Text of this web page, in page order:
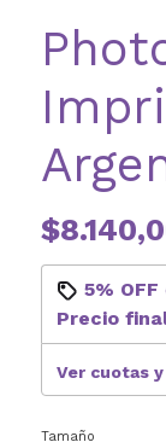
5% OFF
Precio
Ver cuotas
Tamaño